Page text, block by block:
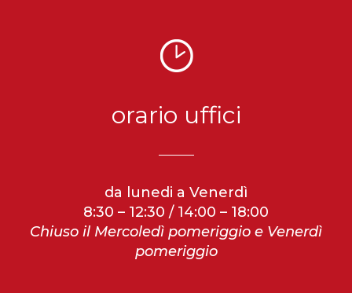
orario uffici
da lunedi a Venerdì
8:30 – 12:30 / 14:00 – 18:00
Chiuso il Mercoledì pomeriggio e Venerdì
pomeriggio